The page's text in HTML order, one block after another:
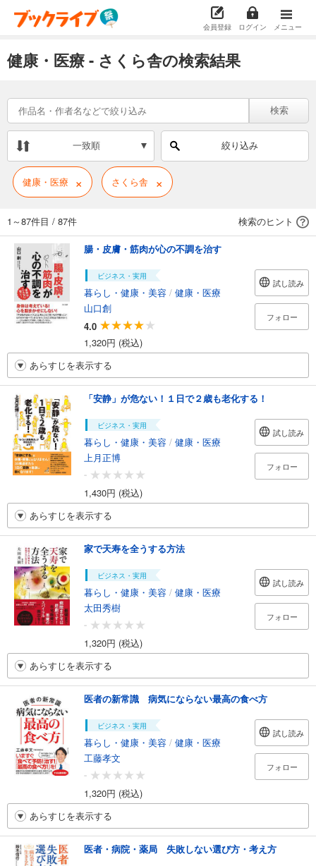
会員登録 ログイン メニュー
健康・医療 - さくら舎の検索結果
検索
一致順 絞り込み
健康・医療 × さくら舎 ×
1～87件目 / 87件 検索のヒント
腸・皮膚・筋肉が心の不調を治す
ビジネス・実用
暮らし・健康・美容 / 健康・医療
山口創
4.0
1,320円 (税込)
試し読み
フォロー
あらすじを表示する
「安静」が危ない！１日で２歳も老化する！
ビジネス・実用
暮らし・健康・美容 / 健康・医療
上月正博
-
1,430円 (税込)
試し読み
フォロー
あらすじを表示する
家で天寿を全うする方法
ビジネス・実用
暮らし・健康・美容 / 健康・医療
太田秀樹
-
1,320円 (税込)
試し読み
フォロー
あらすじを表示する
医者の新常識 病気にならない最高の食べ方
ビジネス・実用
暮らし・健康・美容 / 健康・医療
工藤孝文
-
1,320円 (税込)
試し読み
フォロー
あらすじを表示する
医者・病院・薬局 失敗しない選び方・考え方